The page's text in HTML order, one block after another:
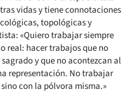
vidas y tiene connotaciones
topológicas y
«Quiero trabajar siempre
real: hacer trabajos que no
y que no acontezcan al
representación. No trabajar
con la pólvora misma.»